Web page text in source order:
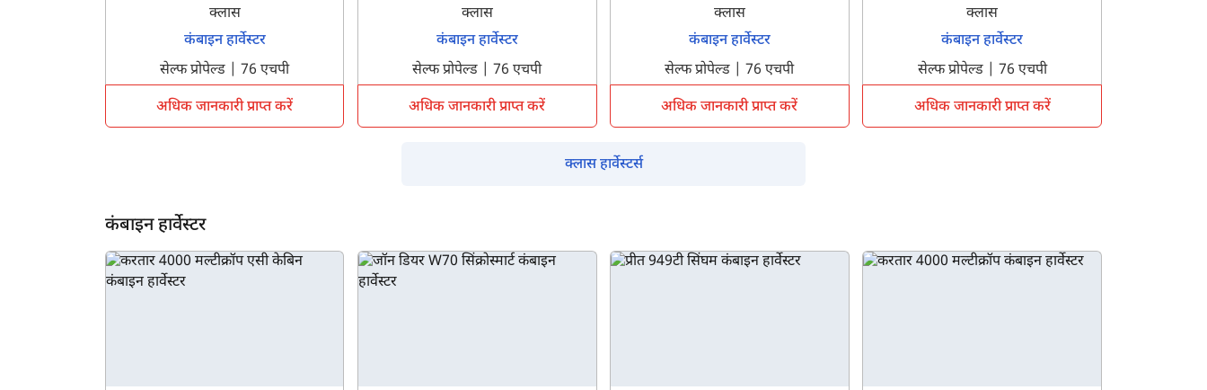
क्लास
कंबाइन हार्वेस्टर
सेल्फ प्रोपेल्ड | 76 एचपी
अधिक जानकारी प्राप्त करें
क्लास
कंबाइन हार्वेस्टर
सेल्फ प्रोपेल्ड | 76 एचपी
अधिक जानकारी प्राप्त करें
क्लास
कंबाइन हार्वेस्टर
सेल्फ प्रोपेल्ड | 76 एचपी
अधिक जानकारी प्राप्त करें
क्लास
कंबाइन हार्वेस्टर
सेल्फ प्रोपेल्ड | 76 एचपी
अधिक जानकारी प्राप्त करें
क्लास हार्वेस्टर्स
कंबाइन हार्वेस्टर